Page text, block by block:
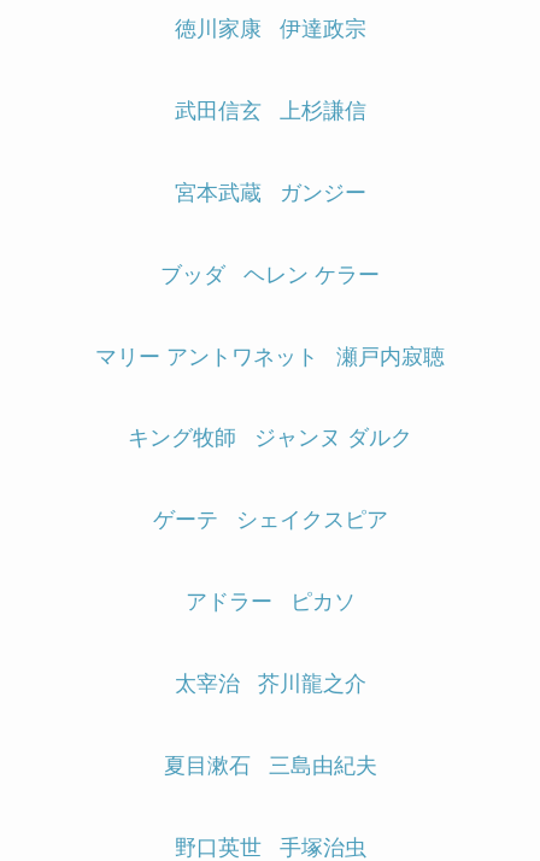
徳川家康 伊達政宗
武田信玄 上杉謙信
宮本武蔵 ガンジー
ブッダ ヘレン ケラー
マリー アントワネット 瀬戸内寂聴
キング牧師 ジャンヌ ダルク
ゲーテ シェイクスピア
アドラー ピカソ
太宰治 芥川龍之介
夏目漱石 三島由紀夫
野口英世 手塚治虫